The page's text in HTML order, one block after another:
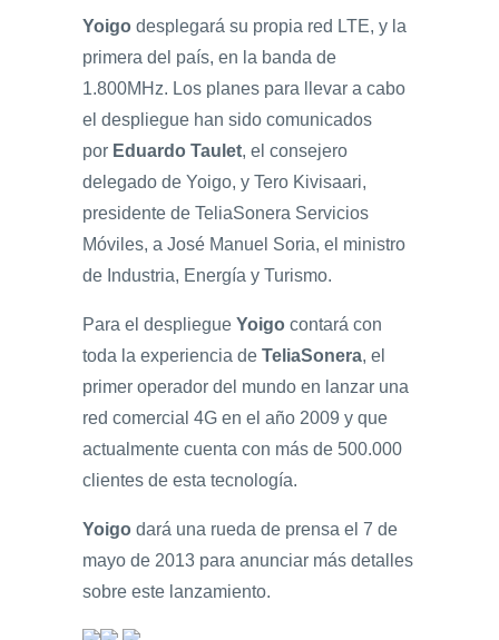
Yoigo desplegará su propia red LTE, y la
primera del país, en la banda de
1.800MHz. Los planes para llevar a cabo
el despliegue han sido comunicados
por Eduardo Taulet, el consejero
delegado de Yoigo, y Tero Kivisaari,
presidente de TeliaSonera Servicios
Móviles, a José Manuel Soria, el ministro
de Industria, Energía y Turismo.
Para el despliegue Yoigo contará con
toda la experiencia de TeliaSonera, el
primer operador del mundo en lanzar una
red comercial 4G en el año 2009 y que
actualmente cuenta con más de 500.000
clientes de esta tecnología.
Yoigo dará una rueda de prensa el 7 de
mayo de 2013 para anunciar más detalles
sobre este lanzamiento.